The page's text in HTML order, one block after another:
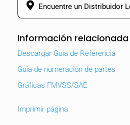
Encuentre un Distribuidor
Información relacionada
Descargar Guía de Referencia
Guía de numeración de partes
Gráficas FMVSS/SAE
Imprimir página